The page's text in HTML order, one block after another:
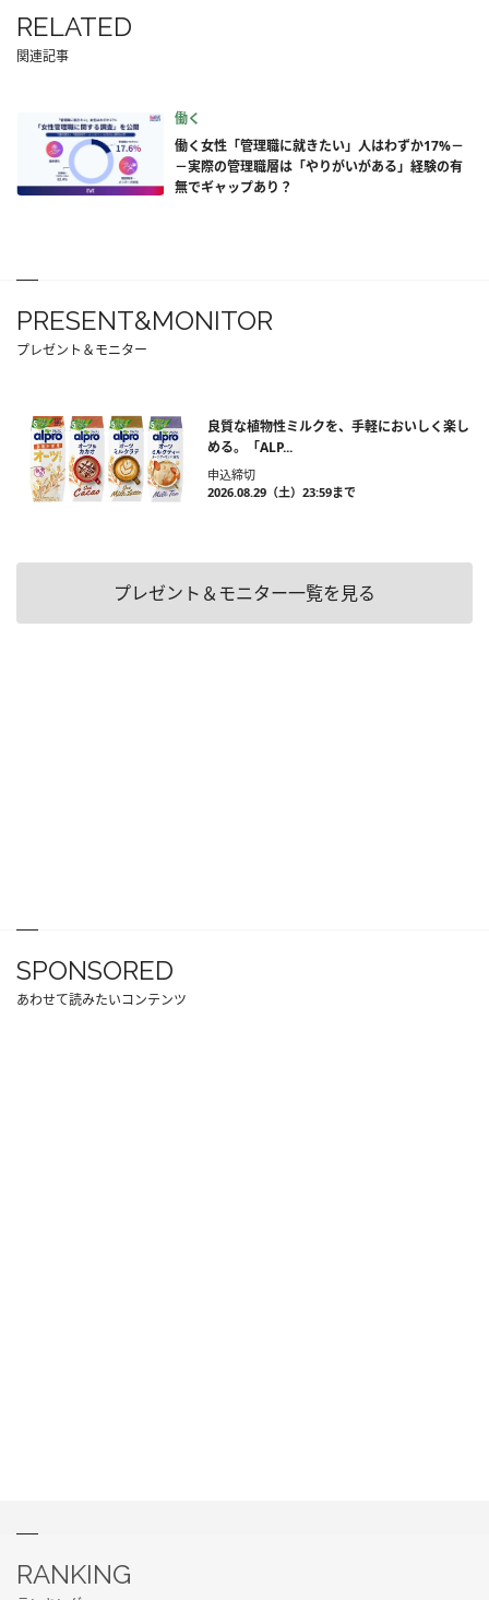
RELATED
関連記事
働く
働く女性「管理職に就きたい」人はわずか17%－
－実際の管理職層は「やりがいがある」経験の有
無でギャップあり？
PRESENT&MONITOR
プレゼント＆モニター
良質な植物性ミルクを、手軽においしく楽し
める。「ALP...
申込締切
2026.08.29（土）23:59まで
プレゼント＆モニター一覧を見る
SPONSORED
あわせて読みたいコンテンツ
RANKING